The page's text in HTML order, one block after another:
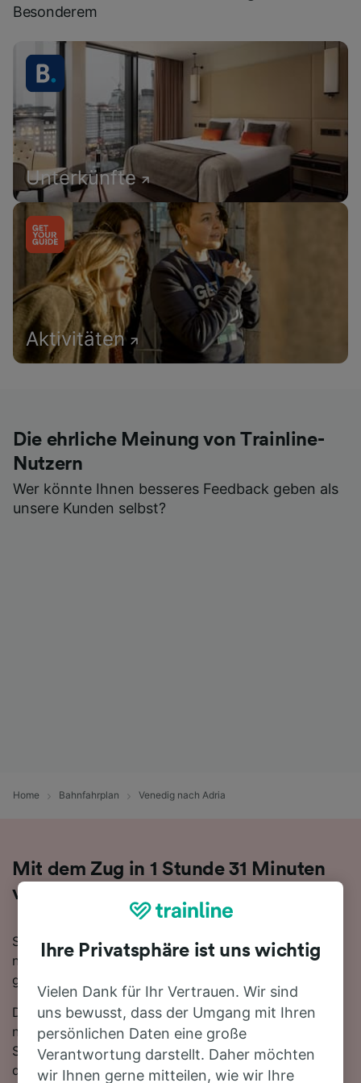
Besonderem
Unterkünfte
Aktivitäten
Die ehrliche Meinung von Trainline-
Nutzern
Wer könnte Ihnen besseres Feedback geben als
unsere Kunden selbst?
Home Bahnfahrplan Venedig nach Adria
Mit dem Zug in 1 Stunde 31 Minuten
von Venedig nach Adria
Sie denken darüber nach, für Ihre Reise von Venedig
nach Adria den Zug zu nehmen? Bei uns sind Sie
goldrichtig!
Die schnellste Fahrtzeit, um die 47 km von Venedig
nach Adria mit dem Zug zurückzulegen beträgt 1
Stunde 31 Minuten, wobei ca. 11 Züge am Tag auf
dieser Route verkehren. Da es zwischen Venedig und
Ihre Privatsphäre ist uns wichtig
Vielen Dank für Ihr Vertrauen. Wir sind
uns bewusst, dass der Umgang mit Ihren
persönlichen Daten eine große
Verantwortung darstellt. Daher möchten
wir Ihnen gerne mitteilen, wie wir Ihre